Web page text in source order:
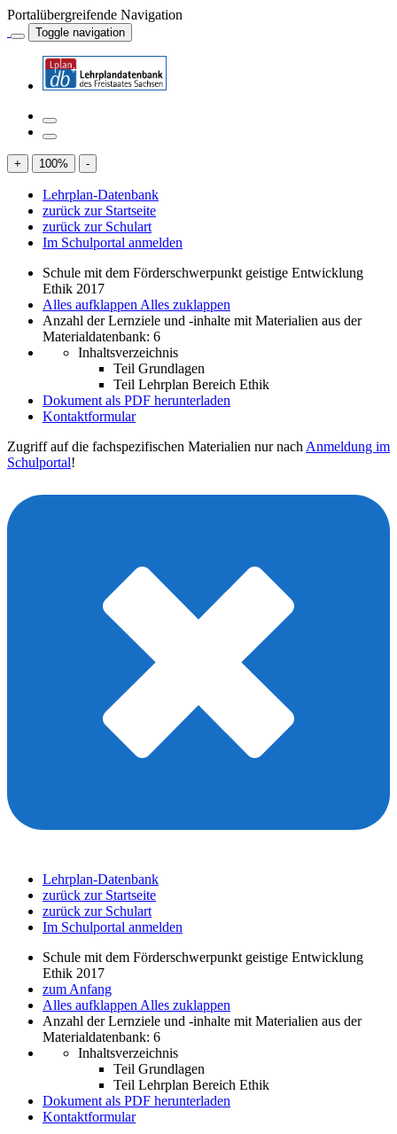
Portalübergreifende Navigation
Toggle navigation
+ 100% -
Lehrplan-Datenbank
zurück zur Startseite
zurück zur Schulart
Im Schulportal anmelden
Schule mit dem Förderschwerpunkt geistige Entwicklung
Ethik 2017
Alles aufklappen Alles zuklappen
Anzahl der Lernziele und -inhalte mit Materialien aus der
Materialdatenbank: 6
Inhaltsverzeichnis
Teil Grundlagen
Teil Lehrplan Bereich Ethik
Dokument als PDF herunterladen
Kontaktformular
Zugriff auf die fachspezifischen Materialien nur nach Anmeldung im
Schulportal!
Lehrplan-Datenbank
zurück zur Startseite
zurück zur Schulart
Im Schulportal anmelden
Schule mit dem Förderschwerpunkt geistige Entwicklung
Ethik 2017
zum Anfang
Alles aufklappen Alles zuklappen
Anzahl der Lernziele und -inhalte mit Materialien aus der
Materialdatenbank: 6
Inhaltsverzeichnis
Teil Grundlagen
Teil Lehrplan Bereich Ethik
Dokument als PDF herunterladen
Kontaktformular